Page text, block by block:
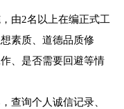
由2名以上在编正式工
素质、道德品质修
、是否需要回避等情
查询个人诚信记录、